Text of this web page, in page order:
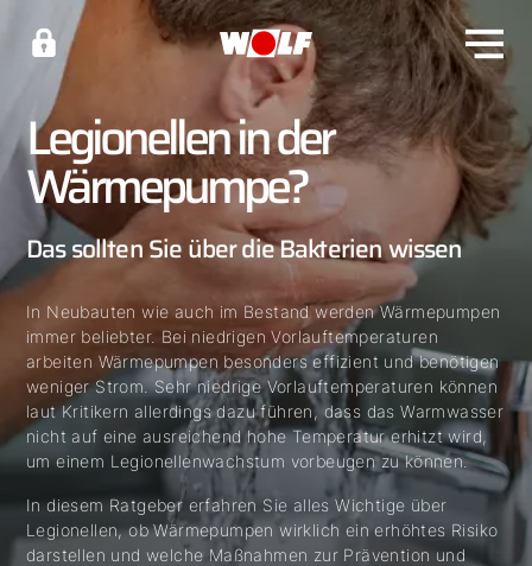
Legionellen in der
Wärmepumpe?
Das sollten Sie über die Bakterien wissen
In Neubauten wie auch im Bestand werden Wärmepumpen
immer beliebter. Bei niedrigen Vorlauftemperaturen
arbeiten Wärmepumpen besonders effizient und benötigen
weniger Strom. Sehr niedrige Vorlauftemperaturen können
laut Kritikern allerdings dazu führen, dass das Warmwasser
nicht auf eine ausreichend hohe Temperatur erhitzt wird,
um einem Legionellenwachstum vorbeugen zu können.
In diesem Ratgeber erfahren Sie alles Wichtige über
Legionellen, ob Wärmepumpen wirklich ein erhöhtes Risiko
darstellen und welche Maßnahmen zur Prävention und